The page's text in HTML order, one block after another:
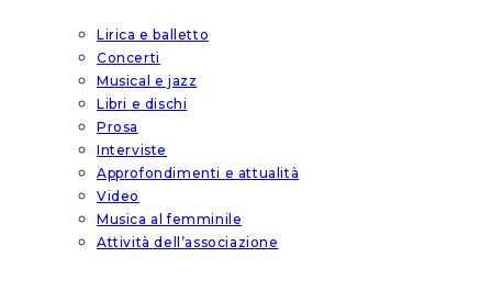
Lirica e balletto
Concerti
Musical e jazz
Libri e dischi
Prosa
Interviste
Approfondimenti e attualità
Video
Musica al femminile
Attività dell’associazione